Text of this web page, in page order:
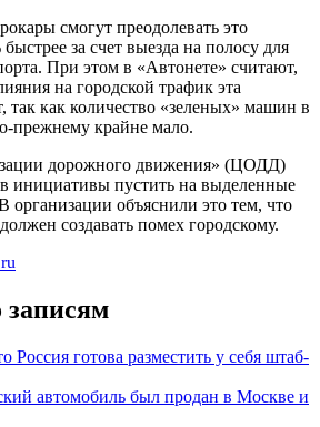
смогут преодолевать это
за счет выезда на полосу для
При этом в «Автонете» считают,
на городской трафик эта
так как количество «зеленых» машин в
прежнему крайне мало.
дорожного движения» (ЦОДД)
инициативы пустить на выделенные
организации объяснили это тем, что
создавать помех городскому.
Россия готова разместить у себя штаб-
автомобиль был продан в Москве и